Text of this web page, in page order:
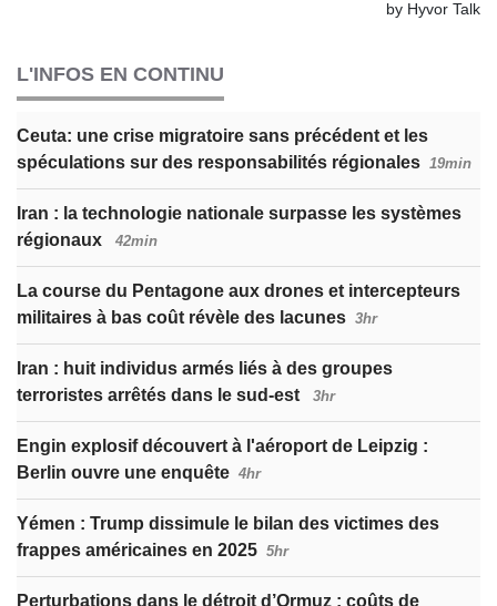
L'INFOS EN CONTINU
Ceuta: une crise migratoire sans précédent et les
spéculations sur des responsabilités régionales 19min
Iran : la technologie nationale surpasse les systèmes
régionaux
42min
La course du Pentagone aux drones et intercepteurs
militaires à bas coût révèle des lacunes 3hr
Iran : huit individus armés liés à des groupes
terroristes arrêtés dans le sud-est
3hr
Engin explosif découvert à l'aéroport de Leipzig :
Berlin ouvre une enquête 4hr
Yémen : Trump dissimule le bilan des victimes des
frappes américaines en 2025 5hr
Perturbations dans le détroit d’Ormuz ; coûts de